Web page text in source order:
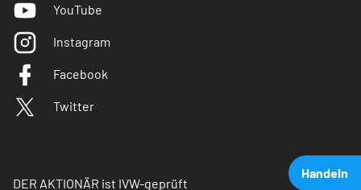
Handeln
YouTube
Instagram
Facebook
Twitter
DER AKTIONÄR ist IVW-geprüft